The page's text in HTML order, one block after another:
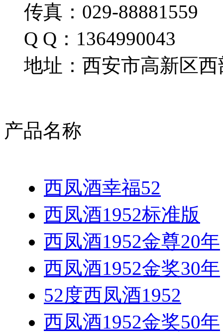
传真：029-88881559
Q Q：1364990043
地址：西安市高新区西
产品名称
西凤酒幸福52
西凤酒1952标准版
西凤酒1952金尊20年
西凤酒1952金奖30年
52度西凤酒1952
西凤酒1952金奖50年